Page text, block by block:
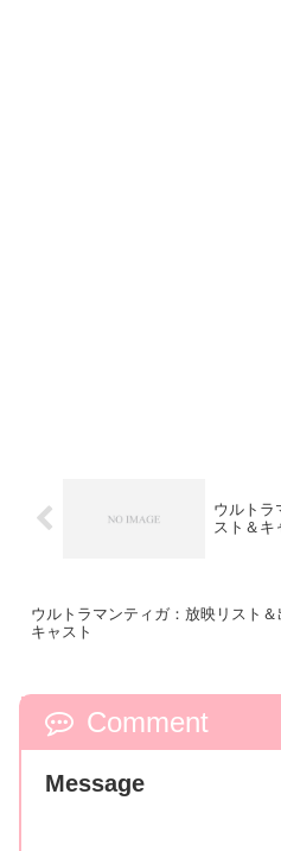
ウルトラ
スト＆キ
ウルトラマンティガ：放映リスト＆
キャスト
Comment
Message